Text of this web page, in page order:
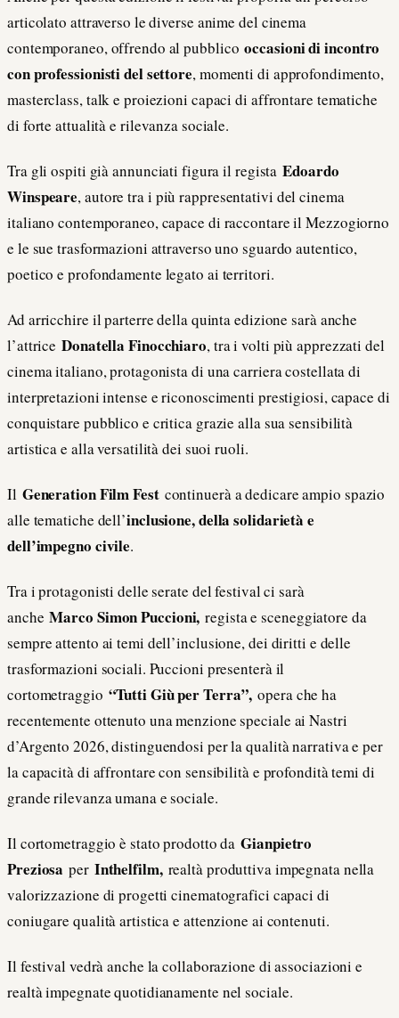
articolato attraverso le diverse anime del cinema
contemporaneo, offrendo al pubblicooccasioni di incontro
con professionisti del settore, momenti di approfondimento,
masterclass, talk e proiezioni capaci di affrontare tematiche
di forte attualità e rilevanza sociale.
Tra gli ospiti già annunciati figura il registaEdoardo
Winspeare, autore tra i più rappresentativi del cinema
italiano contemporaneo, capace di raccontare il Mezzogiorno
e le sue trasformazioni attraverso uno sguardo autentico,
poetico e profondamente legato ai territori.
Ad arricchire il parterre della quinta edizione sarà anche
l’attriceDonatella Finocchiaro, tra i volti più apprezzati del
cinema italiano, protagonista di una carriera costellata di
interpretazioni intense e riconoscimenti prestigiosi, capace di
conquistare pubblico e critica grazie alla sua sensibilità
artistica e alla versatilità dei suoi ruoli.
Il Generation Film Festcontinuerà a dedicare ampio spazio
alle tematiche dell’inclusione, della solidarietà e
dell’impegno civile.
Tra i protagonisti delle serate del festival ci sarà
ancheMarco Simon Puccioni,regista e sceneggiatore da
sempre attento ai temi dell’inclusione, dei diritti e delle
trasformazioni sociali. Puccioni presenterà il
cortometraggio “Tutti Giù per Terra”,opera che ha
recentemente ottenuto una menzione speciale ai Nastri
d’Argento 2026, distinguendosi per la qualità narrativa e per
la capacità di affrontare con sensibilità e profondità temi di
grande rilevanza umana e sociale.
Il cortometraggio è stato prodotto daGianpietro
Preziosa per Inthelfilm,realtà produttiva impegnata nella
valorizzazione di progetti cinematografici capaci di
coniugare qualità artistica e attenzione ai contenuti.
Il festival vedrà anche la collaborazione di associazioni e
realtà impegnate quotidianamente nel sociale.